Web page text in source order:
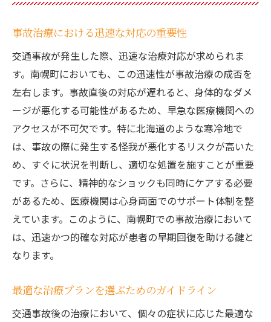
事故治療における迅速な対応の重要性
交通事故が発生した際、迅速な治療対応が求められま
す。南幌町においても、この迅速性が事故治療の成否を
左右します。事故直後の対応が遅れると、身体的なダメ
ージが悪化する可能性があるため、早急な医療機関への
アクセスが不可欠です。特に北海道のような寒冷地で
は、事故の際に発生する怪我が悪化するリスクが高いた
め、すぐに状況を判断し、適切な処置を施すことが重要
です。さらに、精神的なショックも同時にケアする必要
があるため、医療機関は心身両面でのサポート体制を整
えています。このように、南幌町での事故治療において
は、迅速かつ的確な対応が患者の早期回復を助ける鍵と
なります。
最適な治療プランを選ぶためのガイドライン
交通事故後の治療において、個々の症状に応じた最適な